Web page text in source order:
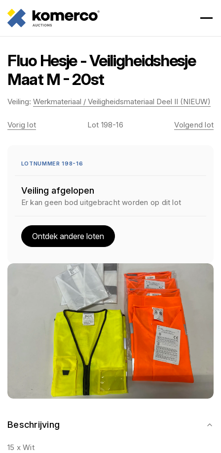
Fluo Hesje - Veiligheidshesje
Maat M - 20st
Veiling: Werkmateriaal / Veiligheidsmateriaal Deel II (NIEUW)
Beschrijving
15 x Wit
Vorig lot Lot 198-16 Volgend lot
LOTNUMMER 198-16
Veiling afgelopen
Er kan geen bod uitgebracht worden op dit lot
Ontdek andere loten